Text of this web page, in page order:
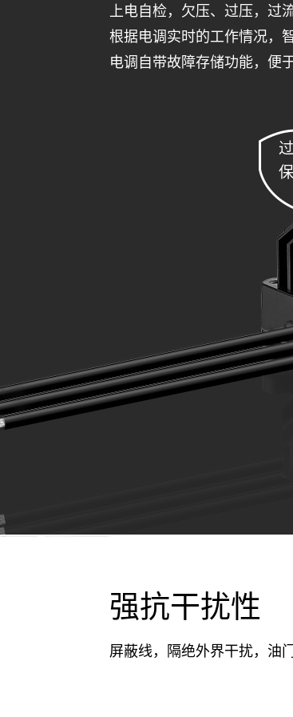
上电自检，欠压、过压，过
根据电调实时的工作情况，
电调自带故障存储功能，便
强抗干扰性
屏蔽线，隔绝外界干扰，油